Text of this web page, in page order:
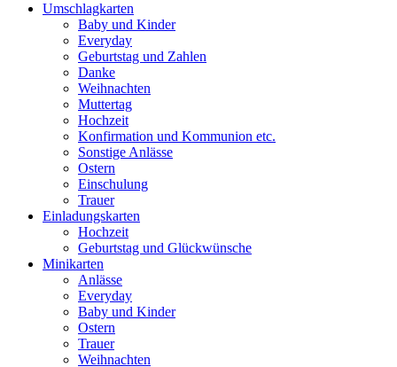
Umschlagkarten
Baby und Kinder
Everyday
Geburtstag und Zahlen
Danke
Weihnachten
Muttertag
Hochzeit
Konfirmation und Kommunion etc.
Sonstige Anlässe
Ostern
Einschulung
Trauer
Einladungskarten
Hochzeit
Geburtstag und Glückwünsche
Minikarten
Anlässe
Everyday
Baby und Kinder
Ostern
Trauer
Weihnachten